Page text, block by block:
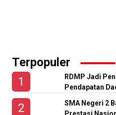
Terpopuler
RDMP Jadi
Pendapatan
SMA Negeri 2